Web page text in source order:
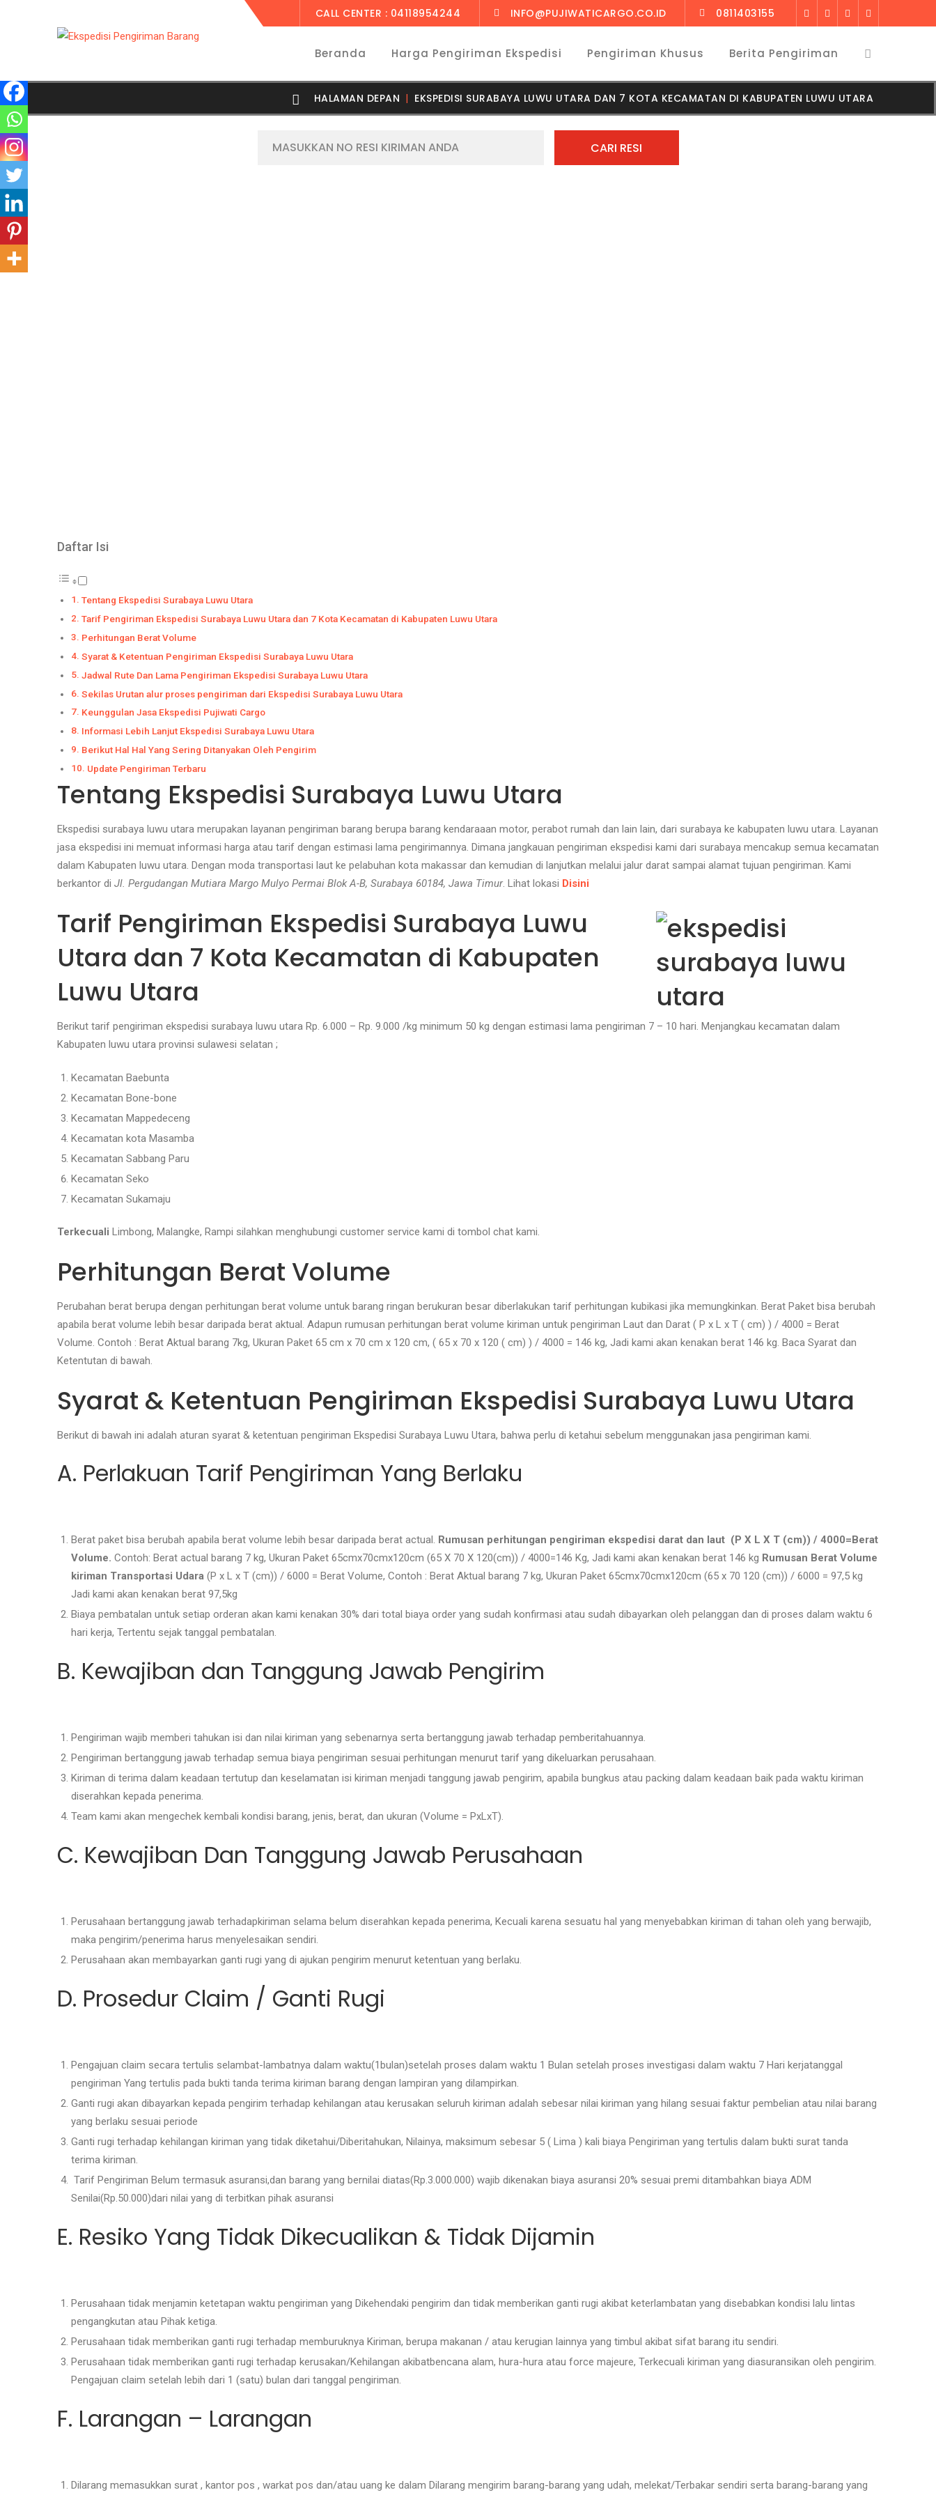
CALL CENTER : 04118954244 INFO@PUJIWATICARGO.CO.ID 0811403155
Beranda Harga Pengiriman Ekspedisi Pengiriman Khusus Berita Pengiriman
HALAMAN DEPAN EKSPEDISI SURABAYA LUWU UTARA DAN 7 KOTA KECAMATAN DI KABUPATEN LUWU UTARA
Daftar Isi
Tentang Ekspedisi Surabaya Luwu Utara
Tarif Pengiriman Ekspedisi Surabaya Luwu Utara dan 7 Kota Kecamatan di Kabupaten Luwu Utara
Perhitungan Berat Volume
Syarat & Ketentuan Pengiriman Ekspedisi Surabaya Luwu Utara
Jadwal Rute Dan Lama Pengiriman Ekspedisi Surabaya Luwu Utara
Sekilas Urutan alur proses pengiriman dari Ekspedisi Surabaya Luwu Utara
Keunggulan Jasa Ekspedisi Pujiwati Cargo
Informasi Lebih Lanjut Ekspedisi Surabaya Luwu Utara
Berikut Hal Hal Yang Sering Ditanyakan Oleh Pengirim
Update Pengiriman Terbaru
Tentang Ekspedisi Surabaya Luwu Utara
Ekspedisi surabaya luwu utara merupakan layanan pengiriman barang berupa barang kendaraaan motor, perabot rumah dan lain lain, dari surabaya ke kabupaten luwu utara. Layanan
jasa ekspedisi ini memuat informasi harga atau tarif dengan estimasi lama pengirimannya. Dimana jangkauan pengiriman ekspedisi kami dari surabaya mencakup semua kecamatan
dalam Kabupaten luwu utara. Dengan moda transportasi laut ke pelabuhan kota makassar dan kemudian di lanjutkan melalui jalur darat sampai alamat tujuan pengiriman. Kami
berkantor di Jl. Pergudangan Mutiara Margo Mulyo Permai Blok A-B, Surabaya 60184, Jawa Timur. Lihat lokasi Disini
Tarif Pengiriman Ekspedisi Surabaya Luwu
Utara dan 7 Kota Kecamatan di Kabupaten
Luwu Utara
Berikut tarif pengiriman ekspedisi surabaya luwu utara Rp. 6.000 – Rp. 9.000 /kg minimum 50 kg dengan estimasi lama pengiriman 7 – 10 hari. Menjangkau kecamatan dalam
Kabupaten luwu utara provinsi sulawesi selatan ;
Kecamatan Baebunta
Kecamatan Bone-bone
Kecamatan Mappedeceng
Kecamatan kota Masamba
Kecamatan Sabbang Paru
Kecamatan Seko
Kecamatan Sukamaju
Terkecuali Limbong, Malangke, Rampi silahkan menghubungi customer service kami di tombol chat kami.
Perhitungan Berat Volume
Perubahan berat berupa dengan perhitungan berat volume untuk barang ringan berukuran besar diberlakukan tarif perhitungan kubikasi jika memungkinkan. Berat Paket bisa berubah
apabila berat volume lebih besar daripada berat aktual. Adapun rumusan perhitungan berat volume kiriman untuk pengiriman Laut dan Darat ( P x L x T ( cm) ) / 4000 = Berat
Volume. Contoh : Berat Aktual barang 7kg, Ukuran Paket 65 cm x 70 cm x 120 cm, ( 65 x 70 x 120 ( cm) ) / 4000 = 146 kg, Jadi kami akan kenakan berat 146 kg. Baca Syarat dan
Ketentutan di bawah.
Syarat & Ketentuan Pengiriman Ekspedisi Surabaya Luwu Utara
Berikut di bawah ini adalah aturan syarat & ketentuan pengiriman Ekspedisi Surabaya Luwu Utara, bahwa perlu di ketahui sebelum menggunakan jasa pengiriman kami.
A. Perlakuan Tarif Pengiriman Yang Berlaku
Berat paket bisa berubah apabila berat volume lebih besar daripada berat actual. Rumusan perhitungan pengiriman ekspedisi darat dan laut (P X L X T (cm)) / 4000=Berat
Volume. Contoh: Berat actual barang 7 kg, Ukuran Paket 65cmx70cmx120cm (65 X 70 X 120(cm)) / 4000=146 Kg, Jadi kami akan kenakan berat 146 kg Rumusan Berat Volume
kiriman Transportasi Udara (P x L x T (cm)) / 6000 = Berat Volume, Contoh : Berat Aktual barang 7 kg, Ukuran Paket 65cmx70cmx120cm (65 x 70 120 (cm)) / 6000 = 97,5 kg
Jadi kami akan kenakan berat 97,5kg
Biaya pembatalan untuk setiap orderan akan kami kenakan 30% dari total biaya order yang sudah konfirmasi atau sudah dibayarkan oleh pelanggan dan di proses dalam waktu 6
hari kerja, Tertentu sejak tanggal pembatalan.
B. Kewajiban dan Tanggung Jawab Pengirim
Pengiriman wajib memberi tahukan isi dan nilai kiriman yang sebenarnya serta bertanggung jawab terhadap pemberitahuannya.
Pengiriman bertanggung jawab terhadap semua biaya pengiriman sesuai perhitungan menurut tarif yang dikeluarkan perusahaan.
Kiriman di terima dalam keadaan tertutup dan keselamatan isi kiriman menjadi tanggung jawab pengirim, apabila bungkus atau packing dalam keadaan baik pada waktu kiriman
diserahkan kepada penerima.
Team kami akan mengechek kembali kondisi barang, jenis, berat, dan ukuran (Volume = PxLxT).
C. Kewajiban Dan Tanggung Jawab Perusahaan
Perusahaan bertanggung jawab terhadapkiriman selama belum diserahkan kepada penerima, Kecuali karena sesuatu hal yang menyebabkan kiriman di tahan oleh yang berwajib,
maka pengirim/penerima harus menyelesaikan sendiri.
Perusahaan akan membayarkan ganti rugi yang di ajukan pengirim menurut ketentuan yang berlaku.
D. Prosedur Claim / Ganti Rugi
Pengajuan claim secara tertulis selambat-lambatnya dalam waktu(1bulan)setelah proses dalam waktu 1 Bulan setelah proses investigasi dalam waktu 7 Hari kerjatanggal
pengiriman Yang tertulis pada bukti tanda terima kiriman barang dengan lampiran yang dilampirkan.
Ganti rugi akan dibayarkan kepada pengirim terhadap kehilangan atau kerusakan seluruh kiriman adalah sebesar nilai kiriman yang hilang sesuai faktur pembelian atau nilai barang
yang berlaku sesuai periode
Ganti rugi terhadap kehilangan kiriman yang tidak diketahui/Diberitahukan, Nilainya, maksimum sebesar 5 ( Lima ) kali biaya Pengiriman yang tertulis dalam bukti surat tanda
terima kiriman.
Tarif Pengiriman Belum termasuk asuransi,dan barang yang bernilai diatas(Rp.3.000.000) wajib dikenakan biaya asuransi 20% sesuai premi ditambahkan biaya ADM
Senilai(Rp.50.000)dari nilai yang di terbitkan pihak asuransi
E. Resiko Yang Tidak Dikecualikan & Tidak Dijamin
Perusahaan tidak menjamin ketetapan waktu pengiriman yang Dikehendaki pengirim dan tidak memberikan ganti rugi akibat keterlambatan yang disebabkan kondisi lalu lintas
pengangkutan atau Pihak ketiga.
Perusahaan tidak memberikan ganti rugi terhadap memburuknya Kiriman, berupa makanan / atau kerugian lainnya yang timbul akibat sifat barang itu sendiri.
Perusahaan tidak memberikan ganti rugi terhadap kerusakan/Kehilangan akibatbencana alam, hura-hura atau force majeure, Terkecuali kiriman yang diasuransikan oleh pengirim.
Pengajuan claim setelah lebih dari 1 (satu) bulan dari tanggal pengiriman.
F. Larangan – Larangan
Dilarang memasukkan surat , kantor pos , warkat pos dan/atau uang ke dalam Dilarang mengirim barang-barang yang udah, melekat/Terbakar sendiri serta barang-barang yang